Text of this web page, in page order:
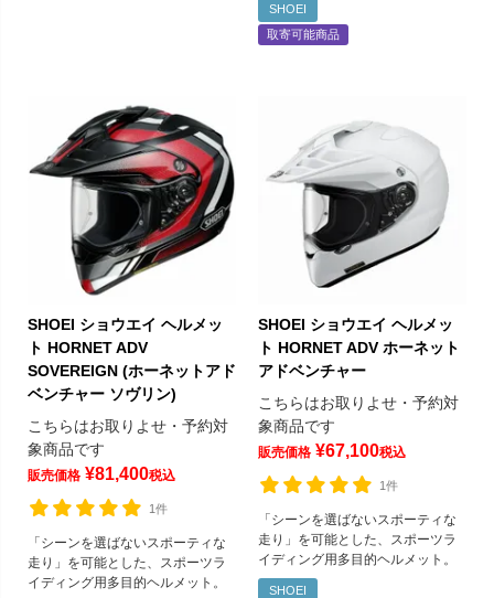
SHOEI
取寄可能商品
SHOEI ショウエイ ヘルメッ
ト HORNET ADV
SOVEREIGN (ホーネットアド
ベンチャー ソヴリン)
こちらはお取りよせ・予約対
象商品です
販売価格 ¥81,400税込
1件
「シーンを選ばないスポーティな
走り」を可能とした、スポーツラ
イディング用多目的ヘルメット。
SHOEI ショウエイ ヘルメッ
ト HORNET ADV ホーネット
アドベンチャー
こちらはお取りよせ・予約対
象商品です
販売価格 ¥67,100税込
1件
「シーンを選ばないスポーティな
走り」を可能とした、スポーツラ
イディング用多目的ヘルメット。
SHOEI